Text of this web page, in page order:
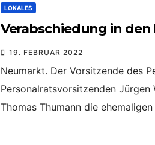
LOKALES
Verabschiedung in
19. FEBRUAR 2022
Neumarkt. Der Vorsitzende des
Personalratsvorsitzenden Jürgen
Thomas Thumann die